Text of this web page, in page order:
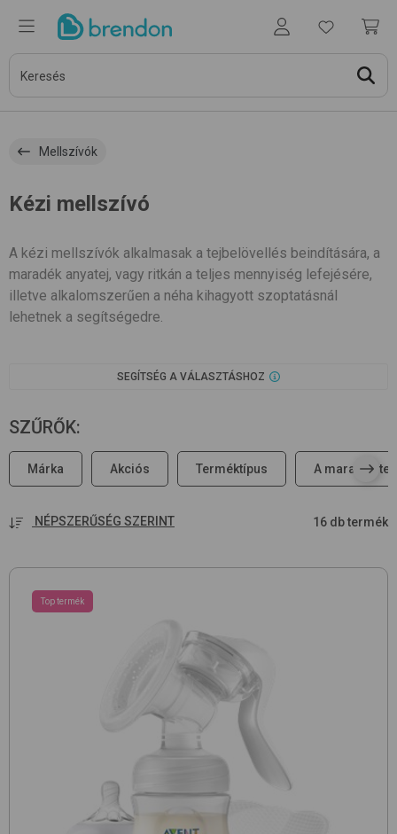
Mellszívók
Kézi mellszívó
A kézi mellszívók alkalmasak a tejbelövellés beindítására, a
maradék anyatej, vagy ritkán a teljes mennyiség lefejésére,
illetve alkalomszerűen a néha kihagyott szoptatásnál
lehetnek a segítségedre.
SEGÍTSÉG A VÁLASZTÁSHOZ
SZŰRŐK:
Márka Akciós Terméktípus A maradék
NÉPSZERŰSÉG SZERINT 16 db termék
Top termék